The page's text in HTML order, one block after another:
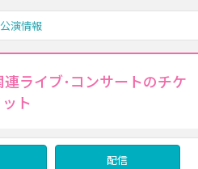
公演情報
ライブ･コンサートのチケ
ット
配信